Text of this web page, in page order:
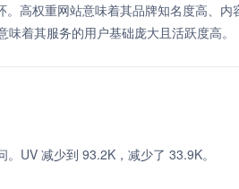
高权重网站意味着其品牌知名度高、
着其服务的用户基础庞大且活跃度高。
UV 减少到 93.2K，减少了 33.9K。